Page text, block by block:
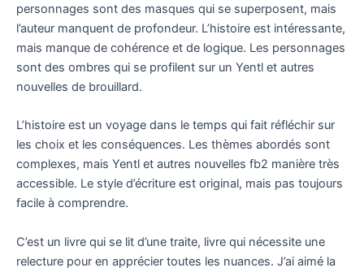
personnages sont des masques qui se superposent, mais
l’auteur manquent de profondeur. L’histoire est intéressante,
mais manque de cohérence et de logique. Les personnages
sont des ombres qui se profilent sur un Yentl et autres
nouvelles de brouillard.
L’histoire est un voyage dans le temps qui fait réfléchir sur
les choix et les conséquences. Les thèmes abordés sont
complexes, mais Yentl et autres nouvelles fb2 manière très
accessible. Le style d’écriture est original, mais pas toujours
facile à comprendre.
C’est un livre qui se lit d’une traite, livre qui nécessite une
relecture pour en apprécier toutes les nuances. J’ai aimé la